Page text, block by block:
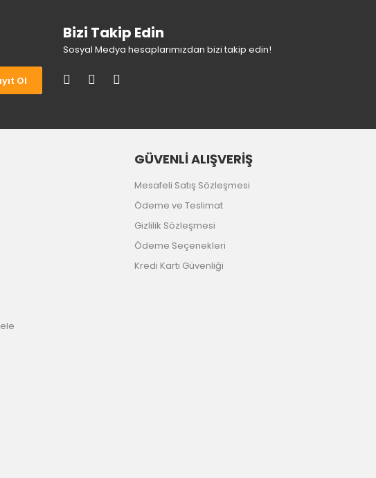
Ol
Bizi Takip Edin
Sosyal Medya hesaplarımızdan bizi takip edin!
GÜVENLİ ALIŞVERİŞ
Mesafeli Satış Sözleşmesi
Ödeme ve Teslimat
Gizlilik Sözleşmesi
Ödeme Seçenekleri
Kredi Kartı Güvenliği